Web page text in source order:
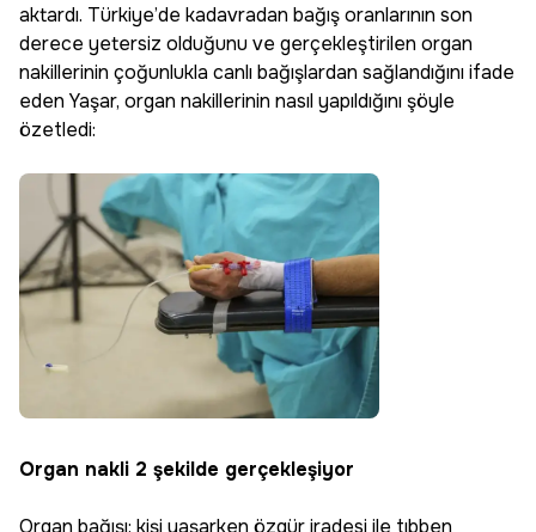
aktardı. Türkiye’de kadavradan bağış oranlarının son
derece yetersiz olduğunu ve gerçekleştirilen organ
nakillerinin çoğunlukla canlı bağışlardan sağlandığını ifade
eden Yaşar, organ nakillerinin nasıl yapıldığını şöyle
özetledi:
Organ nakli 2 şekilde gerçekleşiyor
Organ bağışı; kişi yaşarken özgür iradesi ile tıbben